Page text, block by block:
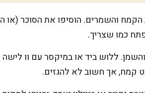
והשמרים. הוסיפו את הסוכר (או
כמו שצריך.
קמח, אך חשוב לא להגזים.